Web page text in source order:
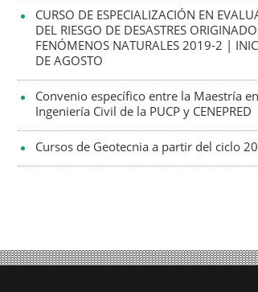
CURSO DE ESPECIALIZACIÓN EN
DEL RIESGO DE DESASTRES
FENÓMENOS NATURALES 2019-2 |
DE AGOSTO
Convenio específico entre la Maestría en
Ingeniería Civil de la PUCP y CENEPRED
Cursos de Geotecnia a partir del ciclo